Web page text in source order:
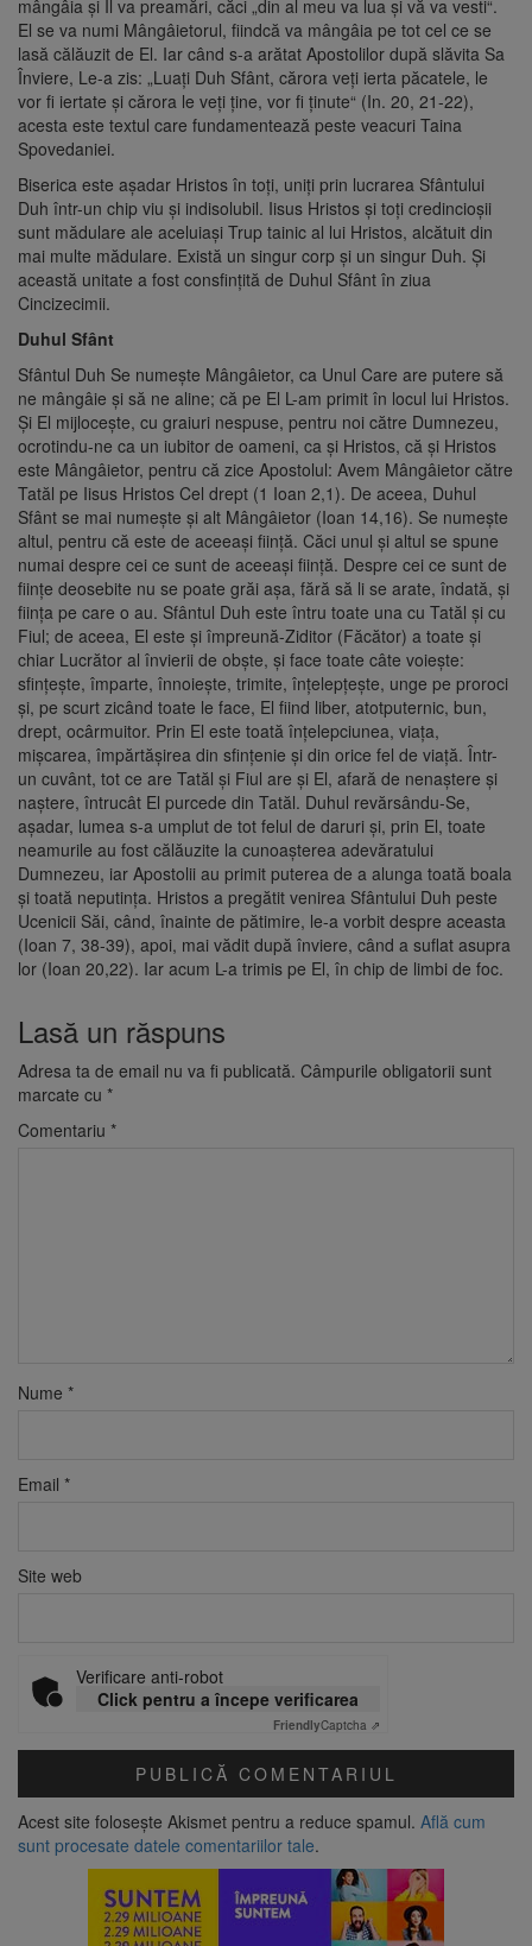
mângâia şi Îl va preamări, căci „din al meu va lua şi vă va vesti“.
El se va numi Mângâietorul, fiindcă va mângâia pe tot cel ce se
lasă călăuzit de El. Iar când s-a arătat Apostolilor după slăvita Sa
Înviere, Le-a zis: „Luaţi Duh Sfânt, cărora veţi ierta păcatele, le
vor fi iertate şi cărora le veţi ţine, vor fi ţinute“ (In. 20, 21-22),
acesta este textul care fundamentează peste veacuri Taina
Spovedaniei.
Biserica este aşadar Hristos în toţi, uniţi prin lucrarea Sfântului
Duh într-un chip viu şi indisolubil. Iisus Hristos şi toţi credincioşii
sunt mădulare ale aceluiaşi Trup tainic al lui Hristos, alcătuit din
mai multe mădulare. Există un singur corp şi un singur Duh. Şi
această unitate a fost consfinţită de Duhul Sfânt în ziua
Cincizecimii.
Duhul Sfânt
Sfântul Duh Se numeşte Mân­gâietor, ca Unul Care are putere să
ne mângâie şi să ne aline; că pe El L-am primit în locul lui Hristos.
Şi El mijloceşte, cu gra­iuri nespuse, pentru noi către Dumnezeu,
ocrotindu-ne ca un iubitor de oameni, ca şi Hristos, că şi Hristos
este Mângâietor, pentru că zice Apostolul: Avem Mângâietor către
Tatăl pe Iisus Hristos Cel drept (1 Ioan 2,1). De aceea, Duhul
Sfânt se mai numeşte şi alt Mângâietor (Ioan 14,16). Se numeşte
altul, pentru că este de aceeaşi fiinţă. Căci unul şi altul se spune
numai despre cei ce sunt de aceeaşi fiinţă. Despre cei ce sunt de
fiinţe deosebite nu se poate grăi aşa, fără să li se arate, îndată, şi
fiinţa pe care o au. Sfântul Duh este întru toate una cu Tatăl şi cu
Fiul; de aceea, El este şi împreună-Ziditor (Fă­cător) a toate şi
chiar Lucrător al învierii de obşte, şi face toate câte voieşte:
sfinţeşte, împarte, înnoieşte, trimite, înţelepţeşte, unge pe proroci
şi, pe scurt zicând toate le face, El fiind liber, atotputernic, bun,
drept, ocârmuitor. Prin El este toată în­ţelepciunea, viaţa,
mişcarea, îm­părtăşirea din sfinţenie şi din orice fel de viaţă. Într-
un cuvânt, tot ce are Tatăl şi Fiul are şi El, afară de nenaştere şi
naştere, întrucât El purcede din Tatăl. Duhul revărsându-Se,
aşadar, lumea s-a umplut de tot felul de daruri şi, prin El, toate
neamu­rile au fost călăuzite la cunoaş­terea adevăratului
Dumnezeu, iar Apostolii au primit puterea de a alunga toată boala
şi toată neputinţa. Hristos a pregătit venirea Sfântului Duh peste
Ucenicii Săi, când, înainte de pătimire, le-a vor­bit despre aceasta
(Ioan 7, 38-39), apoi, mai vădit după înviere, când a suflat asupra
lor (Ioan 20,22). Iar acum L-a trimis pe El, în chip de limbi de foc.
Lasă un răspuns
Adresa ta de email nu va fi publicată. Câmpurile obligatorii sunt
marcate cu *
Comentariu *
Nume *
Email *
Site web
Verificare anti-robot
Click pentru a începe verificarea
FriendlyCaptcha ⇗
Acest site folosește Akismet pentru a reduce spamul. Află cum
sunt procesate datele comentariilor tale.